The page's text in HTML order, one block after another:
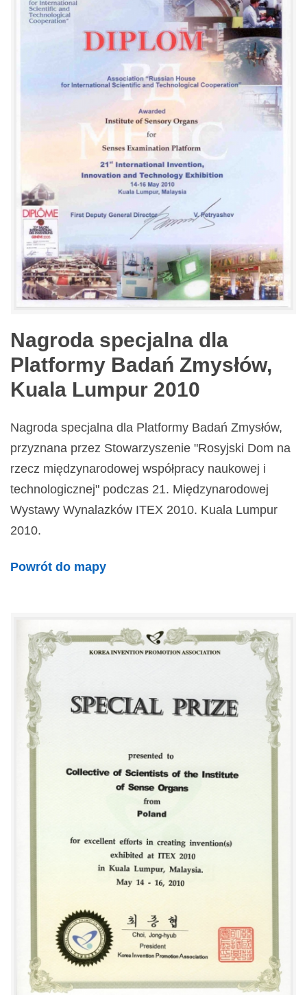
Nagroda specjalna dla
Platformy Badań Zmysłów,
Kuala Lumpur 2010
Nagroda specjalna dla Platformy Badań Zmysłów,
przyznana przez Stowarzyszenie "Rosyjski Dom na
rzecz międzynarodowej współpracy naukowej i
technologicznej" podczas 21. Międzynarodowej
Wystawy Wynalazków ITEX 2010. Kuala Lumpur
2010.
Powrót do mapy